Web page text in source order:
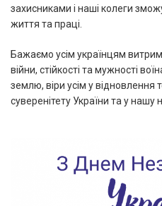
захисниками і наші колеги
життя та праці.
Бажаємо усім українцям
війни, стійкості та мужності
землю, віри усім у відновлення
суверенітету України та у